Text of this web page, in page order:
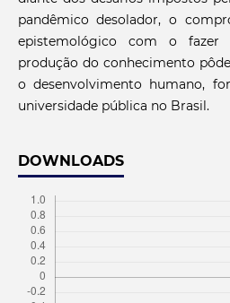
pandêmico desolador, o
epistemológico com o
produção do conhecimento
o desenvolvimento humano,
universidade pública no Brasil.
DOWNLOADS